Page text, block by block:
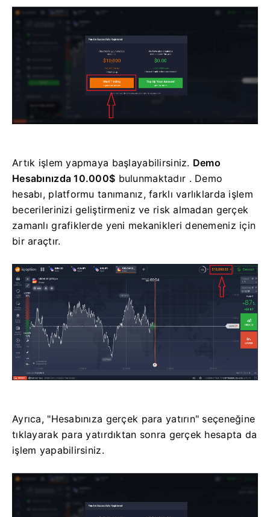
Artık işlem yapmaya başlayabilirsiniz. Demo
Hesabınızda 10.000$ bulunmaktadır . Demo
hesabı, platformu tanımanız, farklı varlıklarda işlem
becerilerinizi geliştirmeniz ve risk almadan gerçek
zamanlı grafiklerde yeni mekanikleri denemeniz için
bir araçtır.
Ayrıca, "Hesabınıza gerçek para yatırın" seçeneğine
tıklayarak para yatırdıktan sonra gerçek hesapta da
işlem yapabilirsiniz.